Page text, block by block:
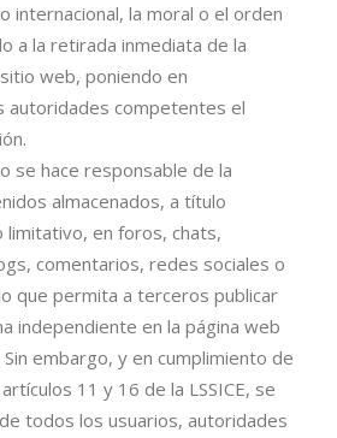
internacional, la moral o el orden
a la retirada inmediata de la
web, poniendo en
autoridades competentes el
se hace responsable de la
almacenados, a título
limitativo, en foros, chats,
comentarios, redes sociales o
que permita a terceros publicar
independiente en la página web
Sin embargo, y en cumplimiento de
11 y 16 de la LSSICE, se
todos los usuarios, autoridades